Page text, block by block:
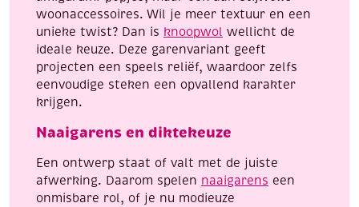
woonaccessoires. Wil je meer textuur en een
unieke twist? Dan is knoopwol wellicht de
ideale keuze. Deze garenvariant geeft
projecten een speels reliëf, waardoor zelfs
eenvoudige steken een opvallend karakter
krijgen.
Naaigarens en diktekeuze
Een ontwerp staat of valt met de juiste
afwerking. Daarom spelen naaigarens een
onmisbare rol, of je nu modieuze